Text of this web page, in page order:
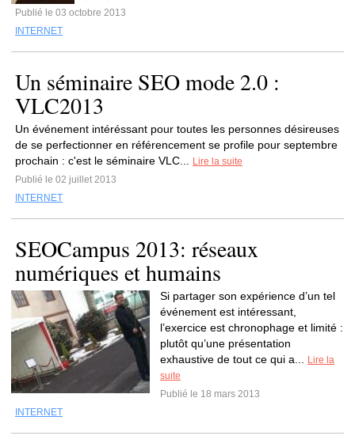
Publié le 03 octobre 2013
INTERNET
Un séminaire SEO mode 2.0 :
VLC2013
Un événement intéréssant pour toutes les personnes désireuses
de se perfectionner en référencement se profile pour septembre
prochain : c'est le séminaire VLC...
Lire la suite
Publié le 02 juillet 2013
INTERNET
SEOCampus 2013: réseaux
numériques et humains
Si partager son expérience d’un tel
événement est intéressant,
l’exercice est chronophage et limité :
plutôt qu’une présentation
exhaustive de tout ce qui a...
Lire la
suite
Publié le 18 mars 2013
INTERNET